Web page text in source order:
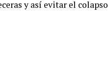
y así evitar el colapso